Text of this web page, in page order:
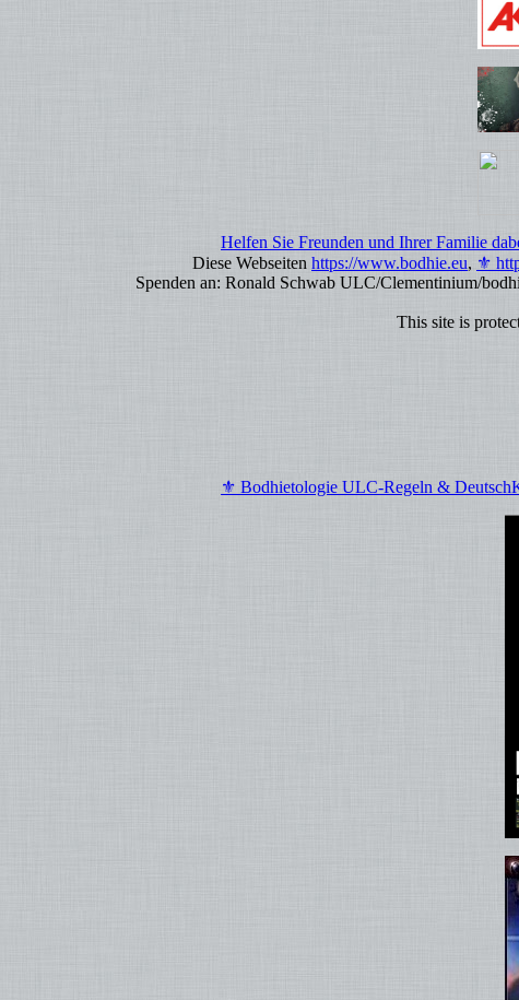
Helfen Sie Freunden und Ihrer Familie
Diese Webseiten https://www.bodhie.eu, ⚜
Spenden an: Ronald Schwab ULC/Clementinium/
This site is
⚜ Bodhietologie ULC-Regeln &